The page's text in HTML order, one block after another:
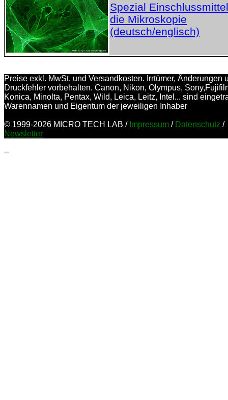
Spezial
die Mikroskopie
(deutsch/englisch)
Preise exkl. MwSt. und Versandkosten. Irrtümer, Änderungen
Druckfehler vorbehalten. Canon, Nikon, Olympus,
Konica, Minolta, Pentax, Wild, Leica, Leitz, Intel... sind
Warennamen und Eigentum der jeweiligen Inhaber
© 1999-2026 MICRO TECH LAB / Impressum / Datenschutz /
Newsletter
--